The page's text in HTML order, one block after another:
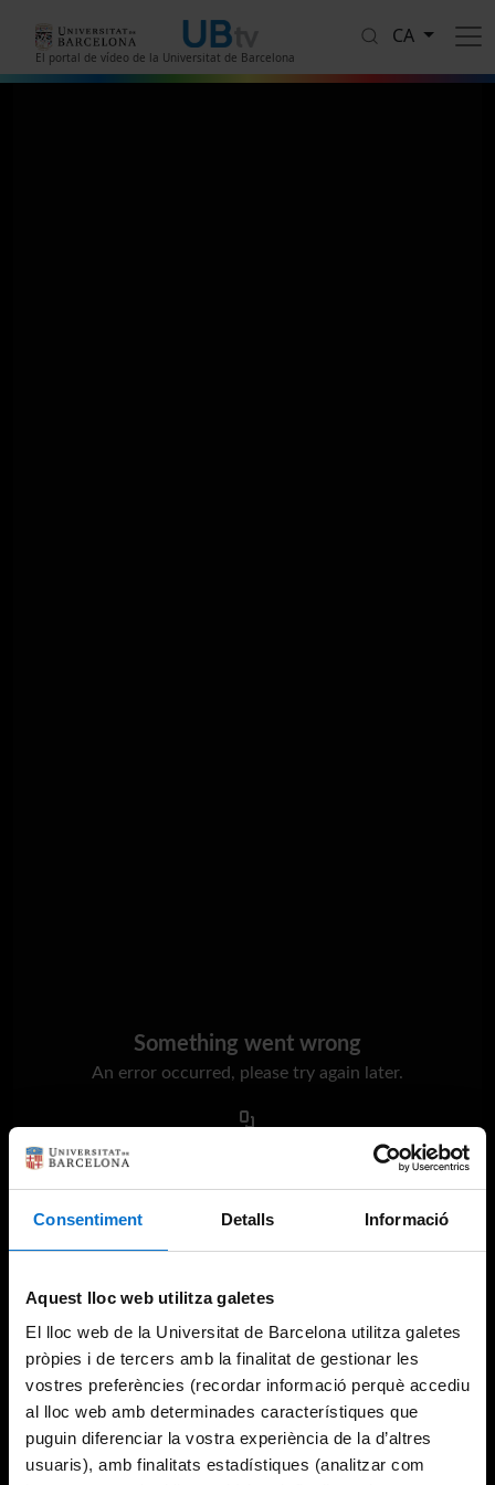
Consentiment Detalls Informació
Aquest lloc web utilitza galetes
El lloc web de la Universitat de Barcelona utilitza galetes
pròpies i de tercers amb la finalitat de gestionar les
vostres preferències (recordar informació perquè accediu
al lloc web amb determinades característiques que
puguin diferenciar la vostra experiència de la d’altres
usuaris), amb finalitats estadístiques (analitzar com
El portal de vídeo de la Universitat de Barcelona
CA
Something went wrong
An error occurred, please try again later.